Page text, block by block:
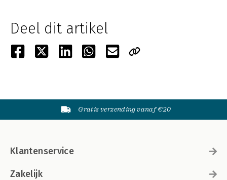
Deel dit artikel
Gratis verzending vanaf €20
Klantenservice
Zakelijk